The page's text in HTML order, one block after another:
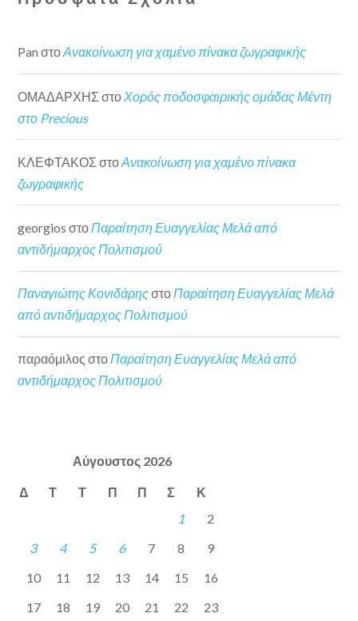
Pan στοΑνακοίνωση για χαμένο πίνακα ζωγραφικής
ΟΜΑΔΑΡΧΗΣ στο Χορός ποδοσφαιρικής ομάδας Μέντη
στο Precious
ΚΛΕΦΤΑΚΟΣ στοΑνακοίνωση για χαμένο πίνακα
ζωγραφικής
georgios στοΠαραίτηση Ευαγγελίας Μελά από
αντιδήμαρχος Πολιτισμού
Παναγιώτης ΚονιδάρηςστοΠαραίτηση Ευαγγελίας Μελά
από αντιδήμαρχος Πολιτισμού
παραόμιλος στοΠαραίτηση Ευαγγελίας Μελά από
αντιδήμαρχος Πολιτισμού
Αύγουστος 2026
Δ Τ Τ Π Π Σ Κ
1
2
3
4 5 6 7 8
9
10
11 12 13 14 15
16
17
18 19 20 21 22
23